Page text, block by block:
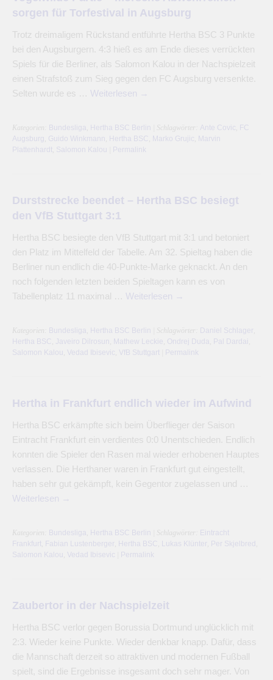
sorgen für Torfestival in Augsburg
Trotz dreimaligem Rückstand entführte Hertha BSC 3 Punkte
bei den Augsburgern. 4:3 hieß es am Ende dieses verrückten
Spiels für die Berliner, als Salomon Kalou in der Nachspielzeit
einen Strafstoß zum Sieg gegen den FC Augsburg versenkte.
Selten wurde es … Weiterlesen →
Kategorien: Bundesliga Hertha BSC Berlin | Schlagwörter: Ante Covic
FC
Augsburg
Guido Winkmann Hertha BSC Marko Grujic
Marvin
Plattenhardt Salomon Kalou Permalink
Durststrecke beendet – Hertha BSC besiegt
den VfB Stuttgart 3:1
Hertha BSC besiegte den VfB Stuttgart mit 3:1 und betoniert
den Platz im Mittelfeld der Tabelle. Am 32. Spieltag haben die
Berliner nun endlich die 40-Punkte-Marke geknackt. An den
noch folgenden letzten beiden Spieltagen kann es von
Tabellenplatz 11 maximal … Weiterlesen →
Kategorien: Bundesliga Hertha BSC Berlin | Schlagwörter: Daniel Schlager
Hertha BSC
Javeiro Dilrosun Mathew Leckie Ondrej Duda Pal Dardai
Salomon Kalou
Vedad Ibisevic VfB Stuttgart Permalink
Hertha in Frankfurt endlich wieder im Aufwind
Hertha BSC erkämpfte sich beim Überflieger der Saison
Eintracht Frankfurt ein verdientes 0:0 Unentschieden. Endlich
konnten die Spieler den Rasen mal wieder erhobenen Hauptes
verlassen. Die Herthaner waren in Frankfurt gut eingestellt,
haben sehr gut gekämpft, kein Gegentor zugelassen und …
Weiterlesen →
Kategorien: Bundesliga Hertha BSC Berlin | Schlagwörter: Eintracht
Frankfurt Fabian Lustenberger Hertha BSC Lukas Klünter Per Skjelbred
Salomon Kalou
Vedad Ibisevic Permalink
Zaubertor in der Nachspielzeit
Hertha BSC verlor gegen Borussia Dortmund unglücklich mit
2:3. Wieder keine Punkte. Wieder denkbar knapp. Dafür, dass
die Mannschaft derzeit so attraktiven und modernen Fußball
spielt, sind die Ergebnisse insgesamt doch sehr mager. Von